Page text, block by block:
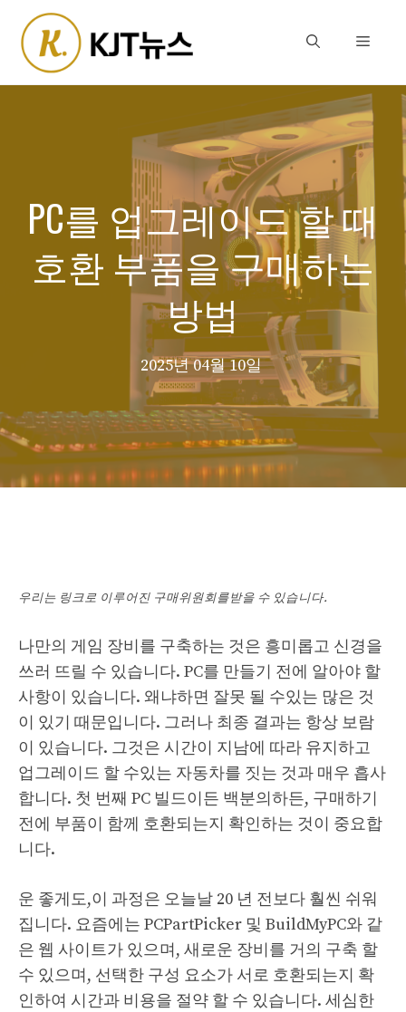
content
Menu
PC를 업그레이드 할 때
호환 부품을 구매하는
방법
2025년 04월 10일
우리는 링크로 이루어진 구매위원회를받을 수 있습니다.
나만의 게임 장비를 구축하는 것은 흥미롭고 신경을
쓰러 뜨릴 수 있습니다. PC를 만들기 전에 알아야 할
사항이 있습니다. 왜냐하면 잘못 될 수있는 많은 것
이 있기 때문입니다. 그러나 최종 결과는 항상 보람
이 있습니다. 그것은 시간이 지남에 따라 유지하고
업그레이드 할 수있는 자동차를 짓는 것과 매우 흡사
합니다. 첫 번째 PC 빌드이든 백분의하든, 구매하기
전에 부품이 함께 호환되는지 확인하는 것이 중요합
니다.
운 좋게도,이 과정은 오늘날 20 년 전보다 훨씬 쉬워
집니다. 요즘에는 PCPartPicker 및 BuildMyPC와 같
은 웹 사이트가 있으며, 새로운 장비를 거의 구축 할
수 있으며, 선택한 구성 요소가 서로 호환되는지 확
인하여 시간과 비용을 절약 할 수 있습니다. 세심한